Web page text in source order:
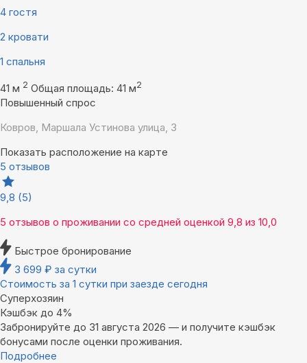
4 гостя
2 кровати
1 спальня
41 м 2 Общая площадь: 41 м2
Повышенный спрос
Ковров, Маршала Устинова улица, 3
Показать расположение на карте
5 отзывов
9,8 (5)
5 отзывов о проживании со средней оценкой 9,8 из 10,0
Быстрое бронирование
3 699 ₽ за сутки
Стоимость за 1 сутки при заезде сегодня
Суперхозяин
Кэшбэк до 4%
Забронируйте до 31 августа 2026 — и получите кэшбэк
бонусами после оценки проживания.
Подробнее